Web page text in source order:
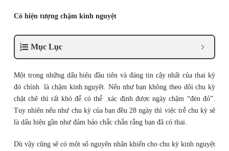
Có hiện tượng chậm kinh nguyệt
Mục Lục
Một trong những dấu hiệu đầu tiên và đáng tin cậy nhất của thai kỳ
đó chính là chậm kinh nguyệt. Nếu như bạn không theo dõi chu kỳ
chặt chẽ thì rất khó để có thể xác định được ngày chậm “đèn đỏ”.
Tuy nhiên nếu như chu kỳ của bạn đều 28 ngày thì việc trễ chu kỳ sẽ
là dấu hiệu gần như đảm bảo chắc chắn rằng bạn đã có thai.
Dù vậy cũng sẽ có một số nguyên nhân khiến cho chu kỳ kinh nguyệt